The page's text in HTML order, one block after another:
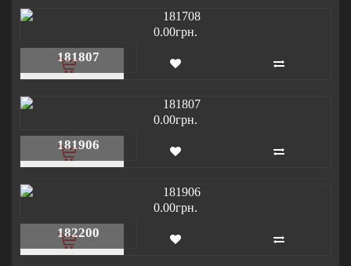
0.00грн.
181807
0.00грн.
181906
0.00грн.
182200